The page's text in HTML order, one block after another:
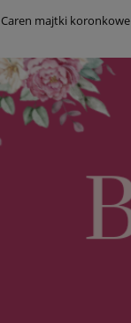
Caren majtki koronkowe